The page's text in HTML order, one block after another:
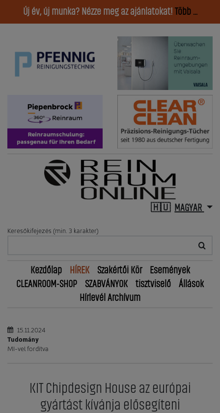
Új év, új munka? Nézze meg az ajánlatokat! Több ...
MAGYAR
Keresőkifejezés (min. 3 karakter)
Kezdőlap HÍREK Szakértői Kör
Események
CLEANROOM-SHOP
SZABVÁNYOK tisztviselő
Állások
Hírlevél Archívum
15.11.2024
Tudomány
MI-vel fordítva
KIT Chipdesign House az európai
gyártást kívánja elősegíteni